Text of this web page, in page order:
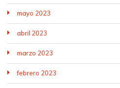
mayo 2023
abril 2023
marzo 2023
febrero 2023